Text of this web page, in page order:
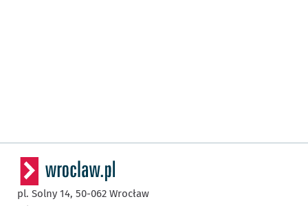
pl. Solny 14, 50-062 Wrocław